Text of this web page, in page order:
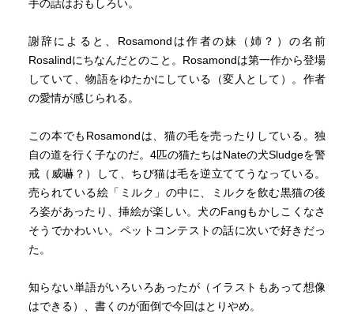
手の話はおもしろい。
謝辞によると、Rosamondは作者の妹（姉？）の名前
Rosalindにちなんだとのこと。Rosamondは第一作から登場
していて、物語をゆたかにしている（変人として）。作者
の愛情が感じられる。
この本でもRosamondは、猫の毛を売ったりしている。独
自の道を行く子なのだ。4匹の猫たちはNateの犬Sludgeを警
戒（威嚇？）して、ちび猫は毛を逆立ててうなっている。
売られている絵「ミルク」の中に、ミルクを飲む黒猫の後
ろ姿があったり、挿絵が楽しい。犬のFangもかしこくなさ
そうでかわいい。ペットコンテストの話に次いで好きだっ
た。
知らない単語がいろいろあったが（イラストもあって想像
はできる）、書くのが面倒で今回はとりやめ。